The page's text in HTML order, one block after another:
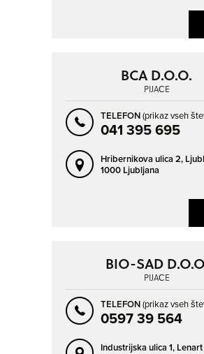
BCA D.O.O.
PIJAČE
TELEFON(prikaz vseh
041 395 695
Hribernikova ulica 2,
1000 Ljubljana
BIO-SAD
PIJAČE
TELEFON(prikaz vseh
0597 39 564
Industrijska ulica 1,